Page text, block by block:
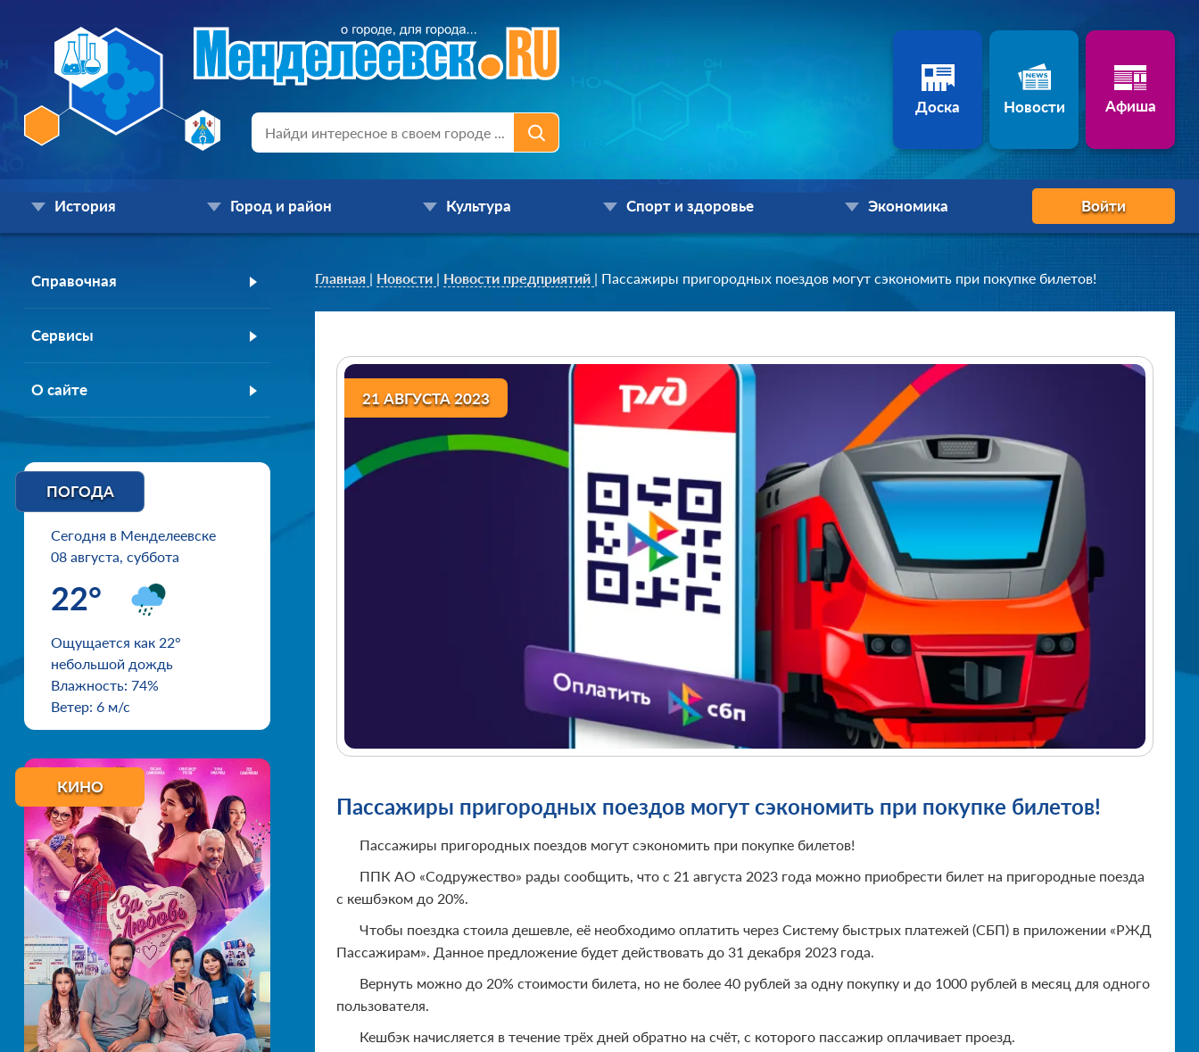
Доска Новости Афиша
История Город и район Культура Спорт и здоровье Экономика Войти
Справочная
Сервисы
О сайте
ПОГОДА
Сегодня в Менделеевске
08 августа, суббота
22°
Ощущается как 22°
небольшой дождь
Влажность: 74%
Ветер: 6 м/с
КИНО
Главная | Новости | Новости предприятий | Пассажиры пригородных поездов могут сэкономить при покупке билетов!
21 АВГУСТА 2023
Пассажиры пригородных поездов могут сэкономить при покупке билетов!
Пассажиры пригородных поездов могут сэкономить при покупке билетов!
ППК АО «Содружество» рады сообщить, что с 21 августа 2023 года можно приобрести билет на пригородные поезда
с кешбэком до 20%.
Чтобы поездка стоила дешевле, её необходимо оплатить через Систему быстрых платежей (СБП) в приложении «РЖД
Пассажирам». Данное предложение будет действовать до 31 декабря 2023 года.
Вернуть можно до 20% стоимости билета, но не более 40 рублей за одну покупку и до 1000 рублей в месяц для одного
пользователя.
Кешбэк начисляется в течение трёх дней обратно на счёт, с которого пассажир оплачивает проезд.